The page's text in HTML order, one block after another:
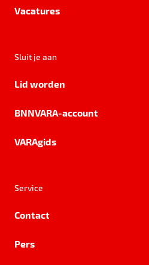
Vacatures
Sluit je aan
Lid worden
BNNVARA-account
VARAgids
Service
Contact
Pers